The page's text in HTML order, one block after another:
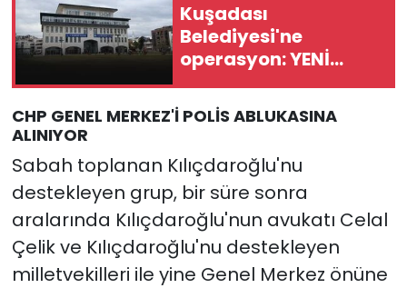
Kuşadası
Belediyesi'ne
operasyon: YENİ
Parti'li milletvekilinin
kızı ve damadına
gözaltı!
CHP GENEL MERKEZ'İ POLİS ABLUKASINA
ALINIYOR
Sabah toplanan Kılıçdaroğlu'nu
destekleyen grup, bir süre sonra
aralarında Kılıçdaroğlu'nun avukatı Celal
Çelik ve Kılıçdaroğlu'nu destekleyen
milletvekilleri ile yine Genel Merkez önüne